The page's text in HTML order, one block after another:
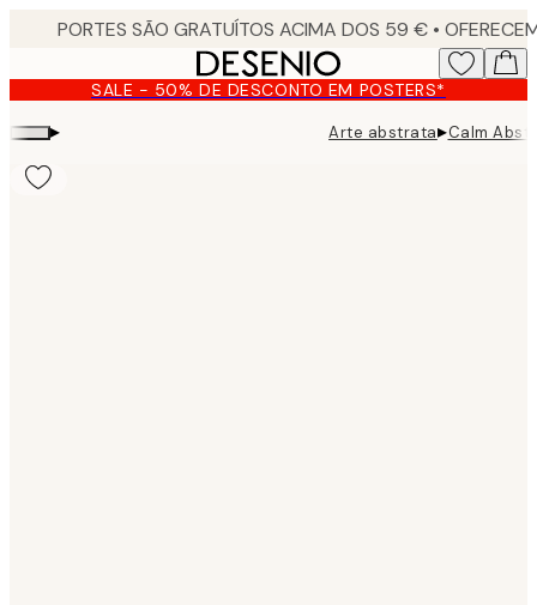
content. SALE - 50% DE DESCONTO EM POSTERS*
▸ Arte abstrata▸Calm